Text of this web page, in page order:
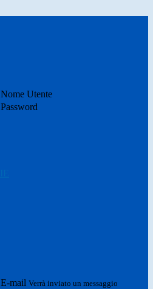
Nome Utente
Password
E-mail Verrà inviato un messaggio